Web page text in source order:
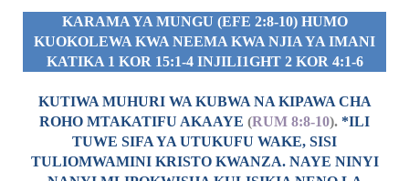
KARAMA YA MUNGU (EFE 2:8-10) HUMO
KUOKOLEWA KWA NEEMA KWA NJIA YA IMANI
KATIKA 1 KOR 15:1-4 INJILI1GHT 2 KOR 4:1-6
KUTIWA MUHURI WA KUBWA NA KIPAWA CHA
ROHO MTAKATIFU AKAAYE (RUM 8:8-10). *ILI
TUWE SIFA YA UTUKUFU WAKE, SISI
TULIOMWAMINI KRISTO KWANZA. NAYE NINYI